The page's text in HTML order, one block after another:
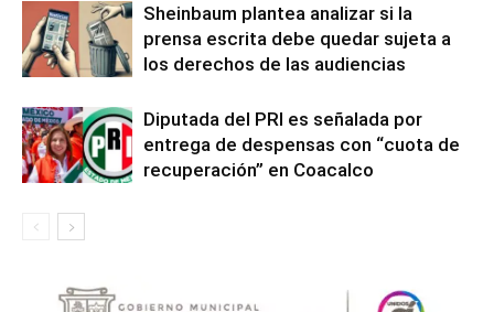
Sheinbaum plantea analizar si la
prensa escrita debe quedar sujeta a
los derechos de las audiencias
Diputada del PRI es señalada por
entrega de despensas con “cuota de
recuperación” en Coacalco